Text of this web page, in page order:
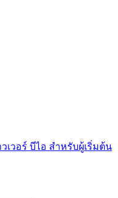
เวอร์ บีไอ สำหรับผู้เริ่มต้น